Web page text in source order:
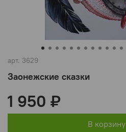
арт. 3629
Заонежские сказки
1 950 ₽
В корзину